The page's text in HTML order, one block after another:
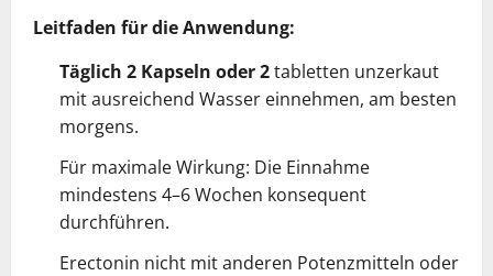
Leitfaden für die Anwendung:
Täglich 2 Kapseln oder 2tabletten unzerkaut
mit ausreichend Wasser einnehmen, am besten
morgens.
Für maximale Wirkung: Die Einnahme
mindestens 4–6 Wochen konsequent
durchführen.
Erectonin nicht mit anderen Potenzmitteln oder